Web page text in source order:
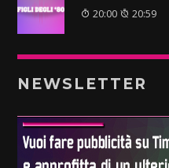
20:00 20:59
NEWSLETTER